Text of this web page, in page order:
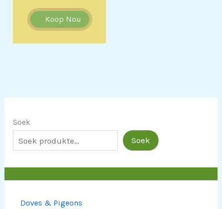
Soek
Soek
Doves & Pigeons
Koop Nou